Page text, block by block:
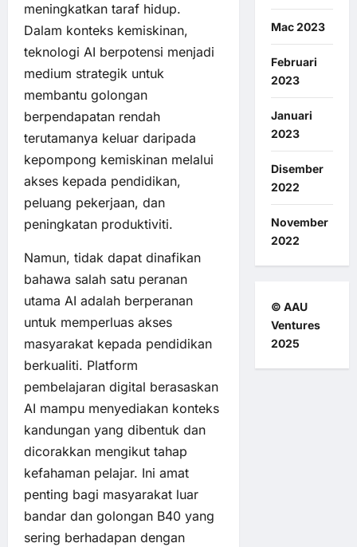
meningkatkan taraf hidup.
Dalam konteks kemiskinan,
teknologi AI berpotensi menjadi
medium strategik untuk
membantu golongan
berpendapatan rendah
terutamanya keluar daripada
kepompong kemiskinan melalui
akses kepada pendidikan,
peluang pekerjaan, dan
peningkatan produktiviti.
Namun, tidak dapat dinafikan
bahawa salah satu peranan
utama AI adalah berperanan
untuk memperluas akses
masyarakat kepada pendidikan
berkualiti. Platform
pembelajaran digital berasaskan
AI mampu menyediakan konteks
kandungan yang dibentuk dan
dicorakkan mengikut tahap
kefahaman pelajar. Ini amat
penting bagi masyarakat luar
bandar dan golongan B40 yang
sering berhadapan dengan
Mac 2023
Februari
2023
Januari
2023
Disember
2022
November
2022
© AAU
Ventures
2025